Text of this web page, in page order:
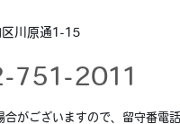
川原通1-15
751-2011
合がございますので、留守番電